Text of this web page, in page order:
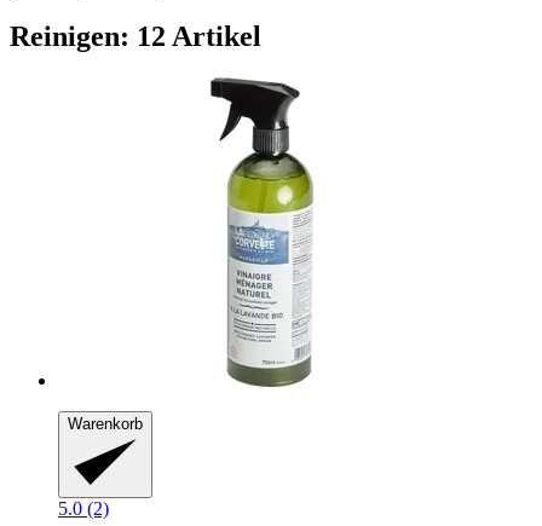
Reinigen: 12 Artikel
Warenkorb
5.0 (2)